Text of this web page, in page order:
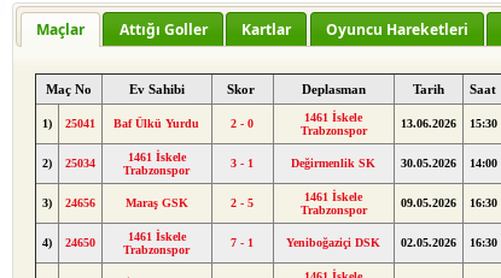
Maçlar Attığı Goller Kartlar Oyuncu Hareketleri
Maç No Ev Sahibi Skor Deplasman Tarih Saat
1) 25041 Baf Ülkü Yurdu 2 - 0
1461 İskele
Trabzonspor
13.06.2026 15:30
2) 25034
1461 İskele
Trabzonspor
3 - 1 Değirmenlik SK 30.05.2026 14:00
3) 24656 Maraş GSK 2 - 5
1461 İskele
Trabzonspor
09.05.2026 16:30
4) 24650
1461 İskele
Trabzonspor
7 - 1 Yeniboğaziçi DSK 02.05.2026 16:30